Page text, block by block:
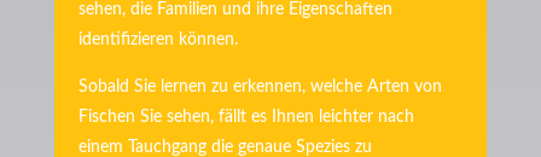
sehen, die Familien und ihre Eigenschaften
identifizieren können.
Sobald Sie lernen zu erkennen, welche Arten von
Fischen Sie sehen, fällt es Ihnen leichter nach
einem Tauchgang die genaue Spezies zu